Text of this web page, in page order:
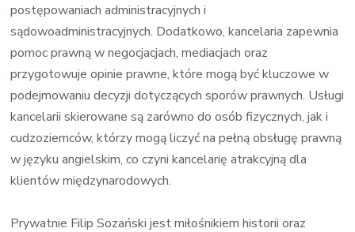
postępowaniach administracyjnych i
sądowoadministracyjnych. Dodatkowo, kancelaria zapewnia
pomoc prawną w negocjacjach, mediacjach oraz
przygotowuje opinie prawne, które mogą być kluczowe w
podejmowaniu decyzji dotyczących sporów prawnych. Usługi
kancelarii skierowane są zarówno do osób fizycznych, jak i
cudzoziemców, którzy mogą liczyć na pełną obsługę prawną
w języku angielskim, co czyni kancelarię atrakcyjną dla
klientów międzynarodowych.
Prywatnie Filip Sozański jest miłośnikiem historii oraz